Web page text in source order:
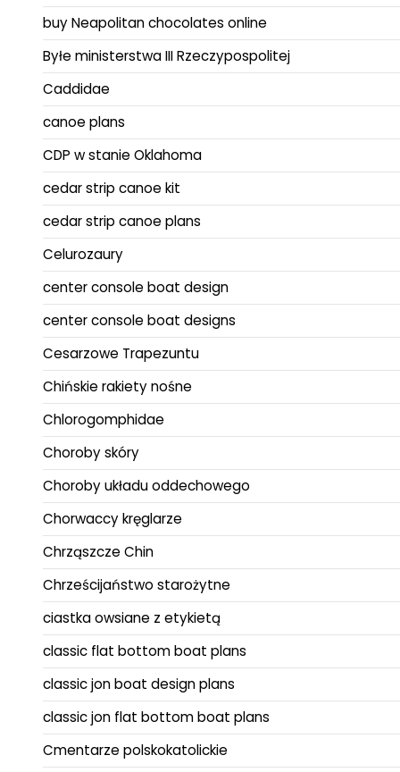
buy Neapolitan chocolates online
Byłe ministerstwa III Rzeczypospolitej
Caddidae
canoe plans
CDP w stanie Oklahoma
cedar strip canoe kit
cedar strip canoe plans
Celurozaury
center console boat design
center console boat designs
Cesarzowe Trapezuntu
Chińskie rakiety nośne
Chlorogomphidae
Choroby skóry
Choroby układu oddechowego
Chorwaccy kręglarze
Chrząszcze Chin
Chrześcijaństwo starożytne
ciastka owsiane z etykietą
classic flat bottom boat plans
classic jon boat design plans
classic jon flat bottom boat plans
Cmentarze polskokatolickie